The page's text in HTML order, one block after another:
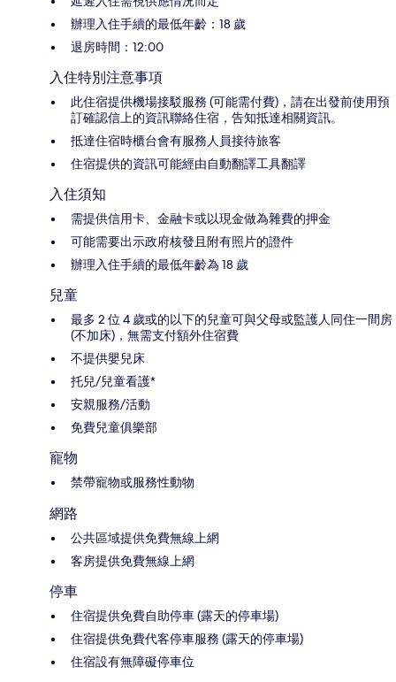
辦理入住手續的最低年齡：18 歲
退房時間：12:00
入住特別注意事項
此住宿提供機場接駁服務 (可能需付費)，請在出發前使用預
訂確認信上的資訊聯絡住宿，告知抵達相關資訊。
抵達住宿時櫃台會有服務人員接待旅客
住宿提供的資訊可能經由自動翻譯工具翻譯
入住須知
需提供信用卡、金融卡或以現金做為雜費的押金
可能需要出示政府核發且附有照片的證件
辦理入住手續的最低年齡為 18 歲
兒童
最多 2 位 4 歲或的以下的兒童可與父母或監護人同住一間房
(不加床)，無需支付額外住宿費
不提供嬰兒床
托兒/兒童看護*
安親服務/活動
免費兒童俱樂部
寵物
禁帶寵物或服務性動物
網路
公共區域提供免費無線上網
客房提供免費無線上網
停車
住宿提供免費自助停車 (露天的停車場)
住宿提供免費代客停車服務 (露天的停車場)
住宿設有無障礙停車位